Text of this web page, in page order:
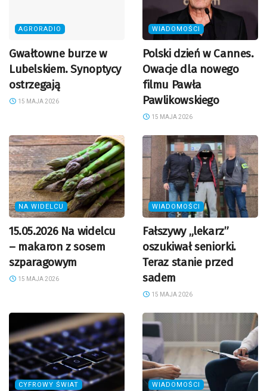
AGRORADIO
Gwałtowne burze w
Lubelskiem. Synoptycy
ostrzegają
15 MAJA 2026
WIADOMOŚCI
Polski dzień w Cannes.
Owacje dla nowego
filmu Pawła
Pawlikowskiego
15 MAJA 2026
NA WIDELCU
15.05.2026 Na widelcu
– makaron z sosem
szparagowym
15 MAJA 2026
WIADOMOŚCI
Fałszywy „lekarz”
oszukiwał seniorki.
Teraz stanie przed
sadem
15 MAJA 2026
CYFROWY ŚWIAT WIADOMOŚCI